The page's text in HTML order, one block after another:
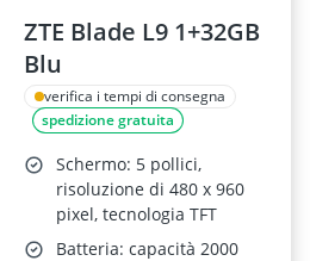
ZTE Blade L9 1+32GB
Blu
verifica i tempi di consegna
spedizione gratuita
Schermo: 5 pollici,
risoluzione di 480 x 960
pixel, tecnologia TFT
Batteria: capacità 2000